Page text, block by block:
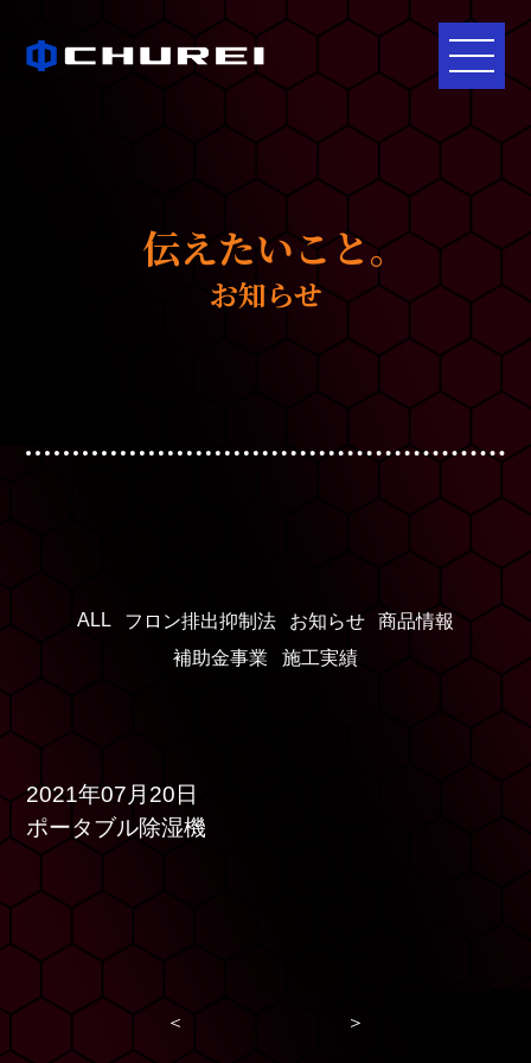
伝えたいこと｡
お知らせ
ALL フロン排出抑制法 お知らせ
商品情報
補助金事業
施工実績
2021年07月20日
ポータブル除湿機
＜ ＞